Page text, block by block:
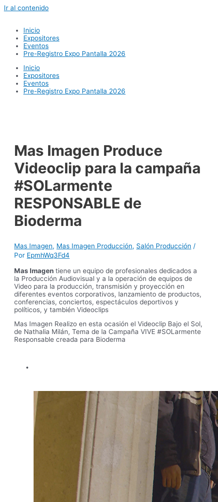
Ir al contenido
Inicio
Expositores
Eventos
Pre-Registro Expo Pantalla 2026
Inicio
Expositores
Eventos
Pre-Registro Expo Pantalla 2026
Mas Imagen Produce
Videoclip para la campaña
#SOLarmente
RESPONSABLE de
Bioderma
Mas Imagen, Mas Imagen Producción, Salón Producción /
Por EpmhWq3Fd4
Mas Imagentiene un equipo de profesionales dedicados a
la Producción Audiovisual y a la operación de equipos de
Video para la producción, transmisión y proyección en
diferentes eventos corporativos, lanzamiento de productos,
conferencias, conciertos, espectáculos deportivos y
políticos, y también Videoclips
Mas Imagen Realizo en esta ocasión el Videoclip Bajo el Sol,
de Nathalia Milán, Tema de la Campaña VIVE #SOLarmente
Responsable creada para Bioderma